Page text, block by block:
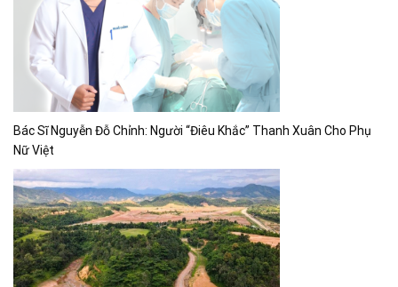
Bác Sĩ Nguyễn Đỗ Chỉnh: Người “Điêu Khắc” Thanh Xuân Cho Phụ
Nữ Việt